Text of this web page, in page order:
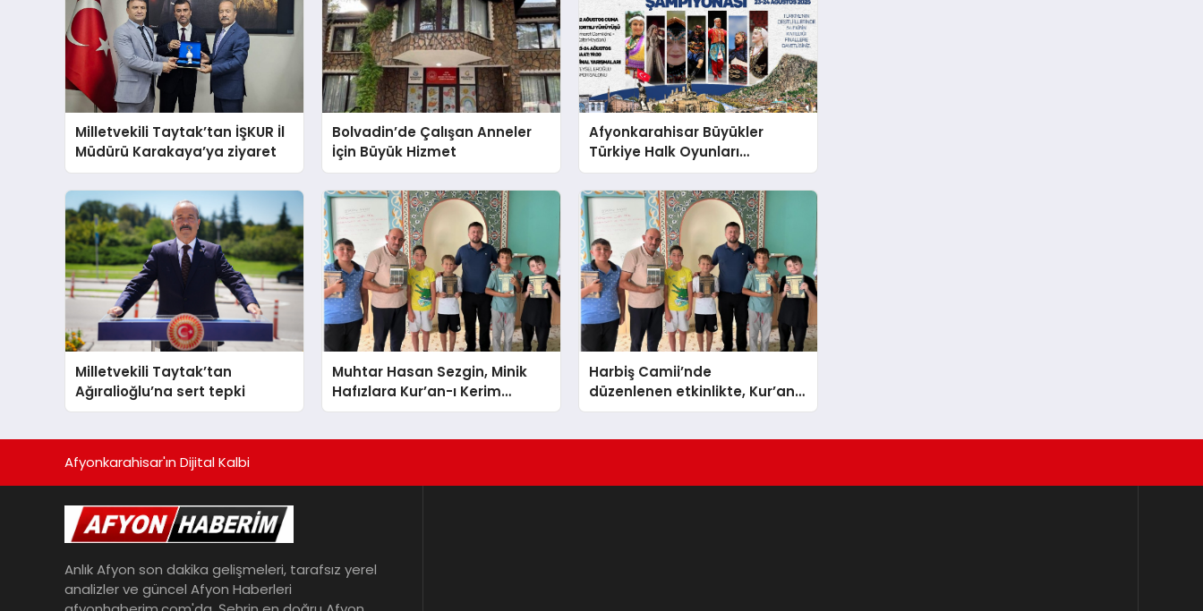
Milletvekili Taytak’tan İŞKUR İl
Müdürü Karakaya’ya ziyaret
Bolvadin’de Çalışan Anneler
İçin Büyük Hizmet
Afyonkarahisar Büyükler
Türkiye Halk Oyunları
Şampiyonasına Ev Sahipliği
Yapıyor
Milletvekili Taytak’tan
Ağıralioğlu’na sert tepki
Muhtar Hasan Sezgin, Minik
Hafızlara Kur’an-ı Kerim
hediye etti
Harbiş Camii’nde
düzenlenen etkinlikte, Kur’an
kursu öğrencilerine Kur’an-ı
Afyonkarahisar'ın Dijital Kalbi
Anlık Afyon son dakika gelişmeleri, tarafsız yerel
analizler ve güncel Afyon Haberleri